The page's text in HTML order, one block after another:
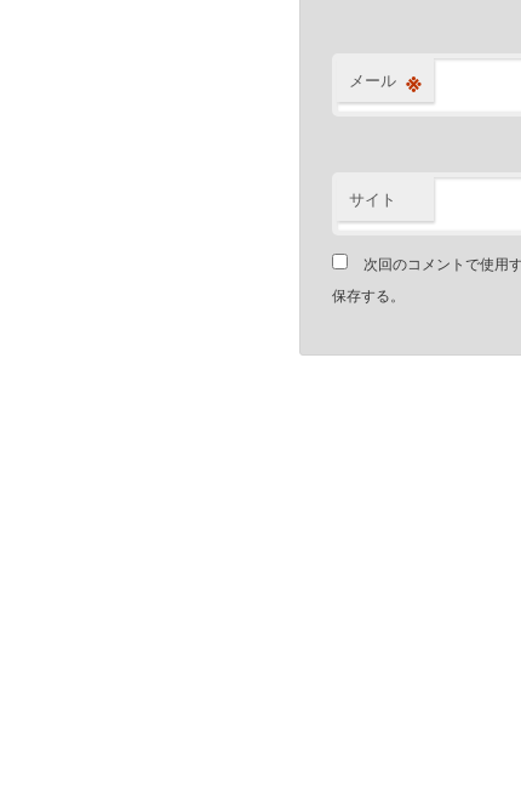
メール ※
サイト
次回のコメントで使用
保存する。